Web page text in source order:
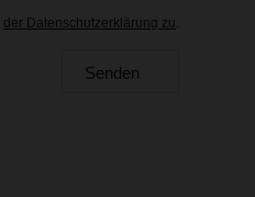
der Datenschutzerklärung zu.
Senden